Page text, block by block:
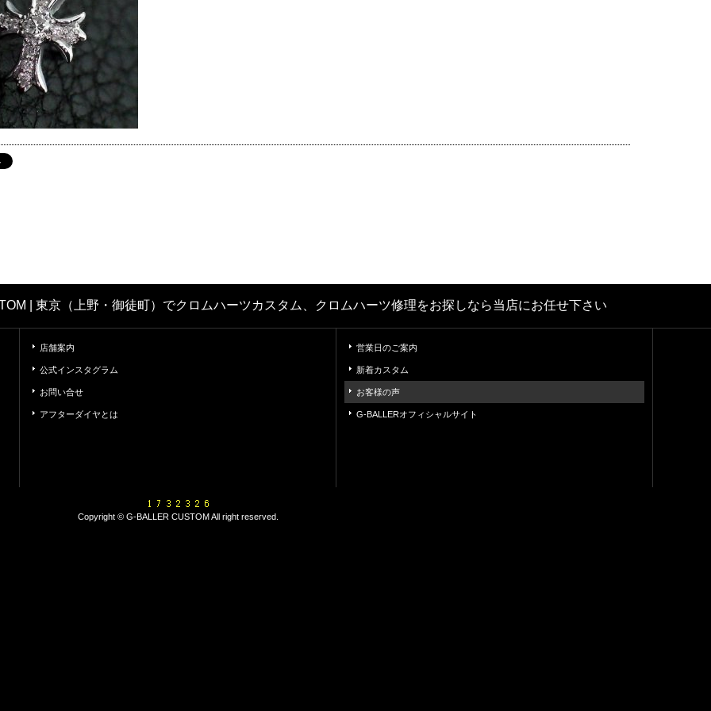
| 東京（上野・御徒町）でクロムハーツカスタム、クロムハーツ修理をお探しなら当店にお任せ下さい
店舗案内
公式インスタグラム
お問い合せ
アフターダイヤとは
営業日のご案内
新着カスタム
お客様の声
G-BALLERオフィシャルサイト
Copyright © G-BALLER CUSTOM All right reserved.